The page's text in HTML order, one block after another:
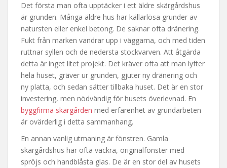
Det första man ofta upptäcker i ett äldre skärgårdshus
är grunden. Många äldre hus har källarlösa grunder av
natursten eller enkel betong. De saknar ofta dränering.
Fukt från marken vandrar upp i väggarna, och med tiden
ruttnar syllen och de nedersta stockvarven. Att åtgärda
detta är inget litet projekt. Det kräver ofta att man lyfter
hela huset, gräver ur grunden, gjuter ny dränering och
ny platta, och sedan sätter tillbaka huset. Det är en stor
investering, men nödvändig för husets överlevnad. En
byggfirma skärgården med erfarenhet av grundarbeten
är ovärderlig i detta sammanhang.
En annan vanlig utmaning är fönstren. Gamla
skärgårdshus har ofta vackra, originalfönster med
spröjs och handblåsta glas. De är en stor del av husets